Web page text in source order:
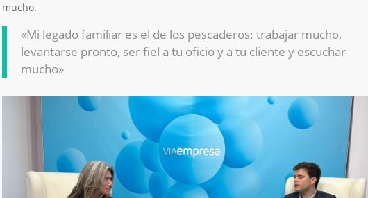
mucho.
«Mi legado familiar es el de los pescaderos: trabajar mucho,
levantarse pronto, ser fiel a tu oficio y a tu cliente y escuchar
mucho»